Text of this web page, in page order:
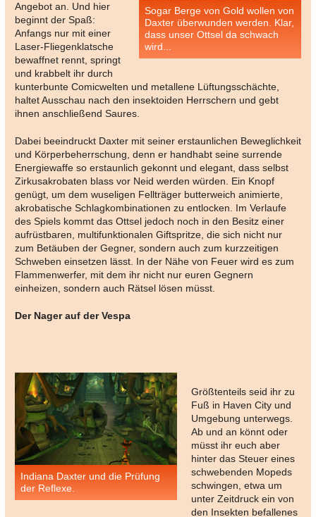
Sogar Berge von Gold wollen von
Daxter überwunden werden. Klar,
dass unser Ottsel da schwach
wird...
Angebot an. Und hier
beginnt der Spaß:
Anfangs nur mit einer
Laser-Fliegenklatsche
bewaffnet rennt, springt
und krabbelt ihr durch
kunterbunte Comicwelten und metallene Lüftungsschächte,
haltet Ausschau nach den insektoiden Herrschern und gebt
ihnen anschließend Saures.
Dabei beeindruckt Daxter mit seiner erstaunlichen Beweglichkeit
und Körperbeherrschung, denn er handhabt seine surrende
Energiewaffe so erstaunlich gekonnt und elegant, dass selbst
Zirkusakrobaten blass vor Neid werden würden. Ein Knopf
genügt, um dem wuseligen Fellträger butterweich animierte,
akrobatische Schlagkombinationen zu entlocken. Im Verlaufe
des Spiels kommt das Ottsel jedoch noch in den Besitz einer
aufrüstbaren, multifunktionalen Giftspritze, die sich nicht nur
zum Betäuben der Gegner, sondern auch zum kurzzeitigen
Schweben einsetzen lässt. In der Nähe von Feuer wird es zum
Flammenwerfer, mit dem ihr nicht nur euren Gegnern
einheizen, sondern auch Rätsel lösen müsst.
Der Nager auf der Vespa
Indiana Daxter und die Prüfung
der Reflexe.
Größtenteils seid ihr zu
Fuß in Haven City und
Umgebung unterwegs.
Ab und an könnt oder
müsst ihr euch aber
hinter das Steuer eines
schwebenden Mopeds
schwingen, etwa um
unter Zeitdruck ein von
den Insekten befallenes